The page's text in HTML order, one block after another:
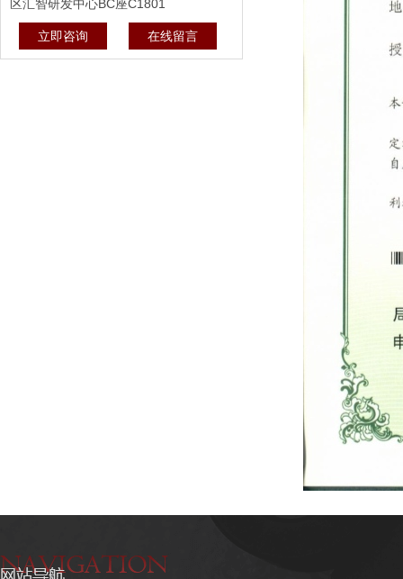
区汇智研发中心BC座C1801
立即咨询 在线留言